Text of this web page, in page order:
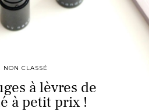
NON CLASSÉ
à lèvres de
à petit prix !